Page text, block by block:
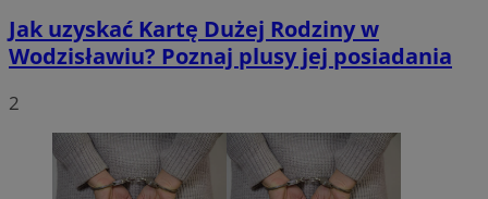
Jak uzyskać Kartę Dużej Rodziny w
Wodzisławiu? Poznaj plusy jej posiadania
2